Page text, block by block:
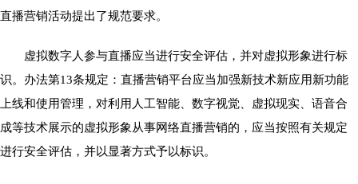
直播营销活动提出了规范要求。
虚拟数字人参与直播应当进行安全评估，并对虚拟形象进行标
识。办法第13条规定：直播营销平台应当加强新技术新应用新功能
上线和使用管理，对利用人工智能、数字视觉、虚拟现实、语音合
成等技术展示的虚拟形象从事网络直播营销的，应当按照有关规定
进行安全评估，并以显著方式予以标识。